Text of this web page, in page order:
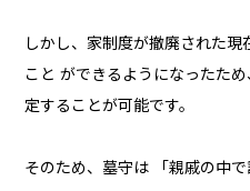
しかし、家制度が撤廃された
こと ができるようになったた
定することが可能です。
そのため、墓守は 「親戚の中で